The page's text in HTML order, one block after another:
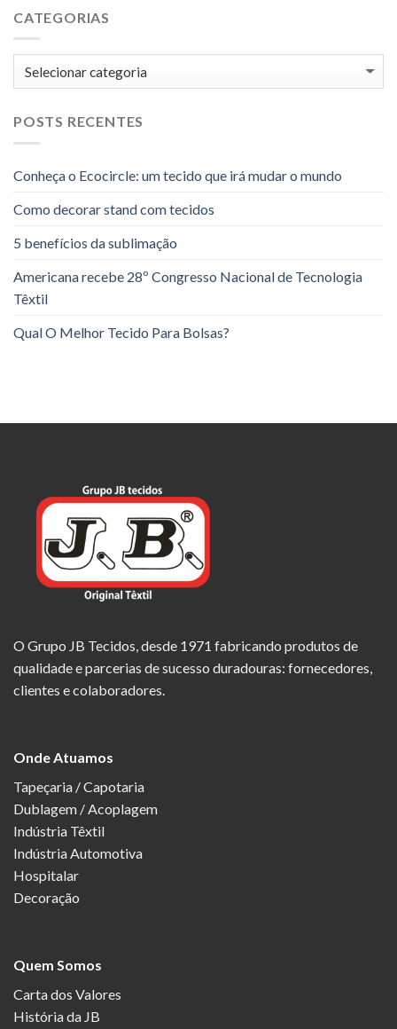
CATEGORIAS
Categorias
POSTS RECENTES
Conheça o Ecocircle: um tecido que irá mudar o mundo
Como decorar stand com tecidos
5 benefícios da sublimação
Americana recebe 28º Congresso Nacional de Tecnologia
Têxtil
Qual O Melhor Tecido Para Bolsas?
O Grupo JB Tecidos, desde 1971 fabricando produtos de
qualidade e parcerias de sucesso duradouras: fornecedores,
clientes e colaboradores.
Onde Atuamos
Tapeçaria / Capotaria
Dublagem / Acoplagem
Indústria Têxtil
Indústria Automotiva
Hospitalar
Decoração
Quem Somos
Carta dos Valores
História da JB